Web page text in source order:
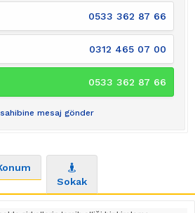
0533 362 87 66
0312 465 07 00
0533 362 87 66
mesaj gönder
Sokak